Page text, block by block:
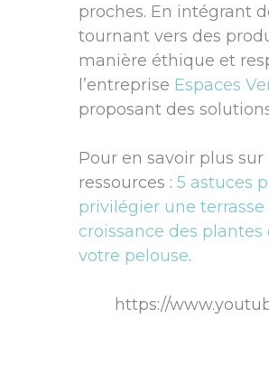
proches. En intégrant
tournant vers des
manière éthique et
l’entreprise Espaces
proposant des
Pour en savoir plus
ressources : 5 astuces
privilégier une terrasse
croissance des plantes
votre pelouse.
https://